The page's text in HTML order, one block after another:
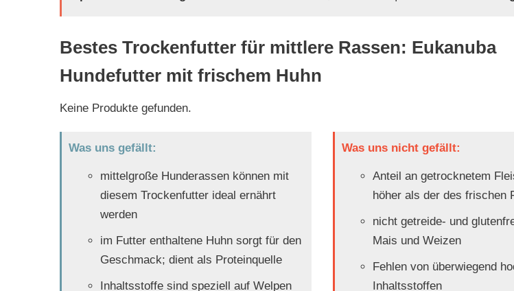
Bestes Trockenfutter für mittlere Rassen: Eukanuba
Hundefutter mit frischem Huhn
Keine Produkte gefunden.
Was uns gefällt:
mittelgroße Hunderassen können mit
diesem Trockenfutter ideal ernährt
werden
im Futter enthaltene Huhn sorgt für den
Geschmack; dient als Proteinquelle
Inhaltsstoffe sind speziell auf Welpen
Was uns nicht gefällt:
Anteil an getrocknetem
höher als der des frischen
nicht getreide- und
Mais und Weizen
Fehlen von überwiegend
Inhaltsstoffen